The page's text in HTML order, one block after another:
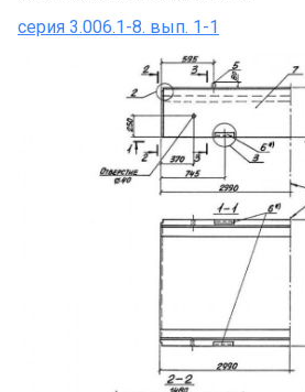
серия 3.006.1-8. вып. 1-1